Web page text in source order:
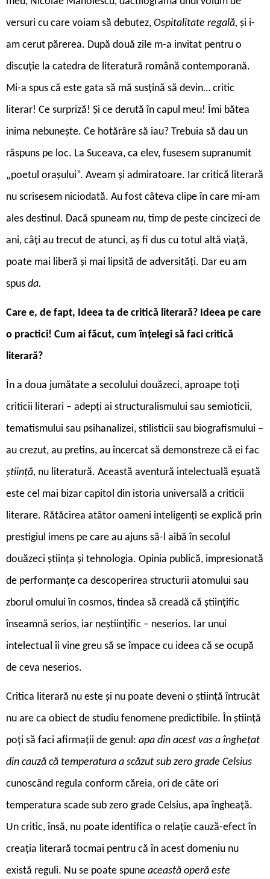
versuri cu care voiam să debutez, Ospitalitate regală, și i-
am cerut părerea. După două zile m-a invitat pentru o
discuție la catedra de literatură română contemporană.
Mi-a spus că este gata să mă susțină să devin… critic
literar! Ce surpriză! Și ce derută în capul meu! Îmi bătea
inima nebunește. Ce hotărâre să iau? Trebuia să dau un
răspuns pe loc. La Suceava, ca elev, fusesem supranumit
„poetul orașului”. Aveam și admiratoare. Iar critică literară
nu scrisesem niciodată. Au fost câteva clipe în care mi-am
ales destinul. Dacă spuneam nu, timp de peste cincizeci de
ani, câți au trecut de atunci, aș fi dus cu totul altă viață,
poate mai liberă și mai lipsită de adversități. Dar eu am
spus da.
Care e, de fapt, Ideea ta de critică literară? Ideea pe care
o practici! Cum ai făcut, cum înțelegi să faci critică
literară?
În a doua jumătate a secolului douăzeci, aproape toți
criticii literari – adepți ai structuralismului sau semioticii,
tematismului sau psihanalizei, stilisticii sau biografismului −
au crezut, au pretins, au încercat să demonstreze că ei fac
știință, nu literatură. Această aventură intelectuală eșuată
este cel mai bizar capitol din istoria universală a criticii
literare. Rătăcirea atâtor oameni inteligenți se explică prin
prestigiul imens pe care au ajuns să-l aibă în secolul
douăzeci știința și tehnologia. Opinia publică, impresionată
de performanțe ca descoperirea structurii atomului sau
zborul omului în cosmos, tindea să creadă că științific
înseamnă serios, iar neștiințific – neserios. Iar unui
intelectual îi vine greu să se împace cu ideea că se ocupă
de ceva neserios.
Critica literară nu este și nu poate deveni o știință întrucât
nu are ca obiect de studiu fenomene predictibile. În știință
poți să faci afirmații de genul: apa din acest vas a înghețat
din cauză că temperatura a scăzut sub zero grade Celsius
cunoscând regula conform căreia, ori de câte ori
temperatura scade sub zero grade Celsius, apa îngheață.
Un critic, însă, nu poate identifica o relație cauză-efect în
creația literară tocmai pentru că în acest domeniu nu
există reguli. Nu se poate spune această operă este